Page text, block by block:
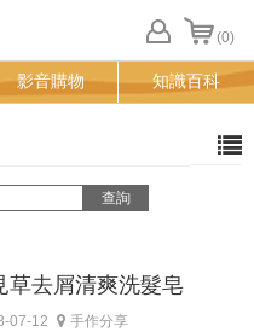
(0)
FB
登
影音購物 知識百科
草去屑清爽洗髮皂
07-12 手作分享